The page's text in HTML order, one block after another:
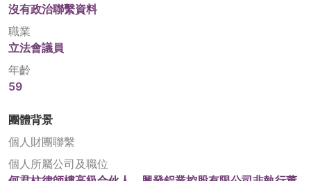
沒有政治聯繫資料
職業
立法會議員
年齡
59
團體背景
個人財團聯繫
個人所屬公司及職位